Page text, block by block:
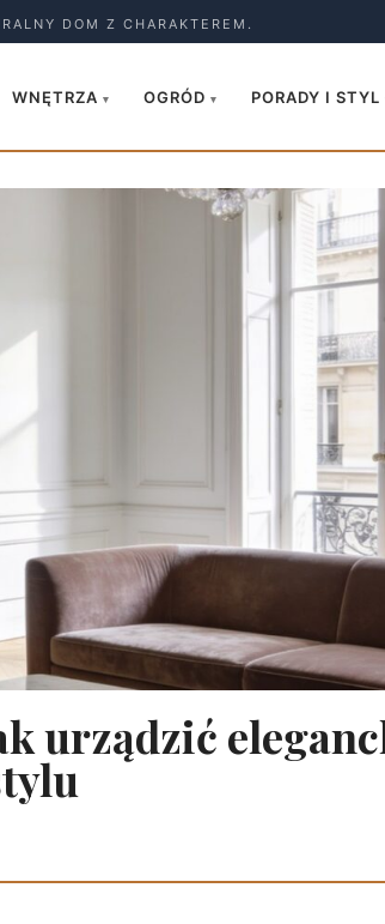
DOM Z CHARAKTEREM.
WNĘTRZA ▾ OGRÓD ▾ PORADY I STYL
urządzić